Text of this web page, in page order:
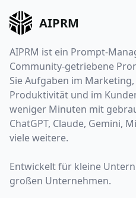
AIPRM
AIPRM ist ein Prompt-
Community-getriebene
Sie Aufgaben im
Produktivität und im
weniger Minuten mit
ChatGPT, Claude, Gemini,
viele weitere.
Entwickelt für kleine
großen Unternehmen.